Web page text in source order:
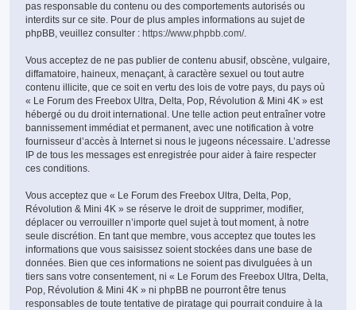
pas responsable du contenu ou des comportements autorisés ou
interdits sur ce site. Pour de plus amples informations au sujet de
phpBB, veuillez consulter : https://www.phpbb.com/.
Vous acceptez de ne pas publier de contenu abusif, obscène, vulgaire,
diffamatoire, haineux, menaçant, à caractère sexuel ou tout autre
contenu illicite, que ce soit en vertu des lois de votre pays, du pays où
« Le Forum des Freebox Ultra, Delta, Pop, Révolution & Mini 4K » est
hébergé ou du droit international. Une telle action peut entraîner votre
bannissement immédiat et permanent, avec une notification à votre
fournisseur d’accès à Internet si nous le jugeons nécessaire. L’adresse
IP de tous les messages est enregistrée pour aider à faire respecter
ces conditions.
Vous acceptez que « Le Forum des Freebox Ultra, Delta, Pop,
Révolution & Mini 4K » se réserve le droit de supprimer, modifier,
déplacer ou verrouiller n’importe quel sujet à tout moment, à notre
seule discrétion. En tant que membre, vous acceptez que toutes les
informations que vous saisissez soient stockées dans une base de
données. Bien que ces informations ne soient pas divulguées à un
tiers sans votre consentement, ni « Le Forum des Freebox Ultra, Delta,
Pop, Révolution & Mini 4K » ni phpBB ne pourront être tenus
responsables de toute tentative de piratage qui pourrait conduire à la